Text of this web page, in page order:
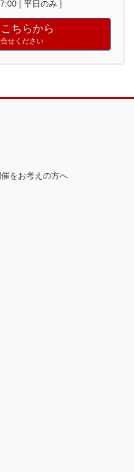
[ 平日のみ ]
ちらから
せください
をお考えの方へ